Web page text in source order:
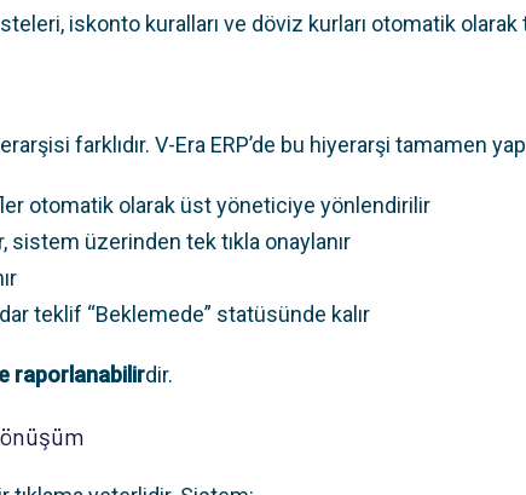
iskonto kuralları ve döviz kurları otomatik olarak
farklıdır. V-Era ERP’de bu hiyerarşi tamamen
otomatik olarak üst yöneticiye yönlendirilir
sistem üzerinden tek tıkla onaylanır
teklif “Beklemede” statüsünde kalır
raporlanabilirdir.